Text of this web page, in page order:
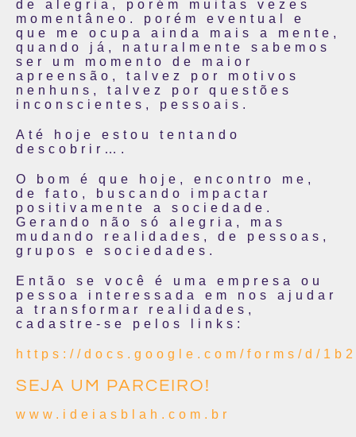
de alegria, porém muitas vezes
momentâneo. porém eventual e
que me ocupa ainda mais a mente,
quando já, naturalmente sabemos
ser um momento de maior
apreensão, talvez por motivos
nenhuns, talvez por questões
inconscientes, pessoais.
Até hoje estou tentando
descobrir….
O bom é que hoje, encontro me,
de fato, buscando impactar
positivamente a sociedade.
Gerando não só alegria, mas
mudando realidades, de pessoas,
grupos e sociedades.
Então se você é uma empresa ou
pessoa interessada em nos ajudar
a transformar realidades,
cadastre-se pelos links:
https://docs.google.com/forms/d/
SEJA UM PARCEIRO!
www.ideiasblah.com.br